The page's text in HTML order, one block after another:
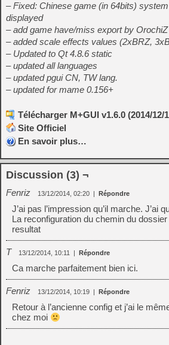
– Fixed: Chinese game (in 64bits)
displayed
– add game have/miss export by
– added scale effects values (2xBRZ,
– Updated to Qt 4.8.6 static
– updated all languages
– updated pgui CN, TW lang.
– updated for mame 0.156+
Télécharger M+GUI v1.6.0 (2014/12/
Site Officiel
En savoir plus…
Discussion (3) ¬
Fenriz 13/12/2014, 02:20 | Répondre
J’ai pas l’impression qu’il marche. J’ai
La reconfiguration du chemin du
resultat
T 13/12/2014, 10:11 | Répondre
Ca marche parfaitement bien ici.
Fenriz 13/12/2014, 10:19 | Répondre
Retour à l’ancienne config et j’ai le
chez moi